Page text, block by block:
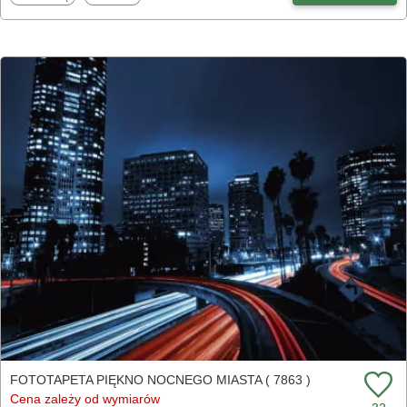
FOTOTAPETA PIĘKNO NOCNEGO MIASTA ( 7863 )
Cena zależy od wymiarów